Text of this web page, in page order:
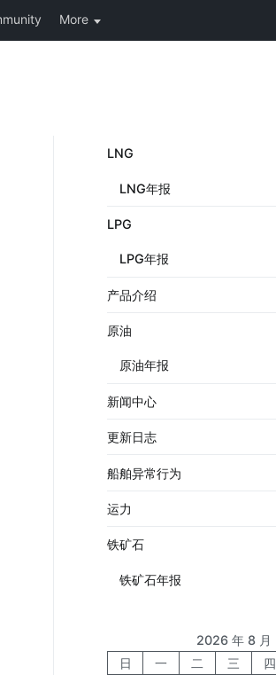
LNG
LNG年报
LPG
LPG年报
产品介绍
原油
原油年报
新闻中心
更新日志
船舶异常行为
运力
铁矿石
铁矿石年报
2026 年 8 月
日
一 二 三 四